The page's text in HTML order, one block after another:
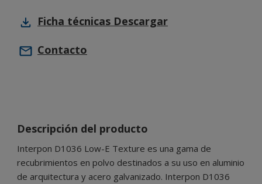
Ficha técnicas Descargar
Contacto
Descripción del producto
Interpon D1036 Low-E Texture es una gama de
recubrimientos en polvo destinados a su uso en aluminio
de arquitectura y acero galvanizado. Interpon D1036